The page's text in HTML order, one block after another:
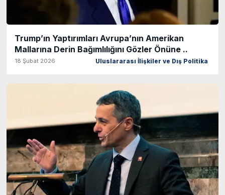
Trump’ın Yaptırımları Avrupa’nın Amerikan
Mallarına Derin Bağımlılığını Gözler Önüne ..
18 Şubat 2026 Uluslararası İlişkiler ve Dış Politika